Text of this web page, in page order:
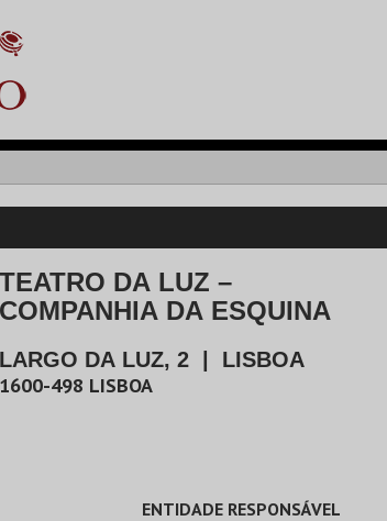
TEATRO DA LUZ –
COMPANHIA DA ESQUINA
LARGO DA LUZ, 2 LISBOA
1600-498 LISBOA
ENTIDADE RESPONSÁVEL